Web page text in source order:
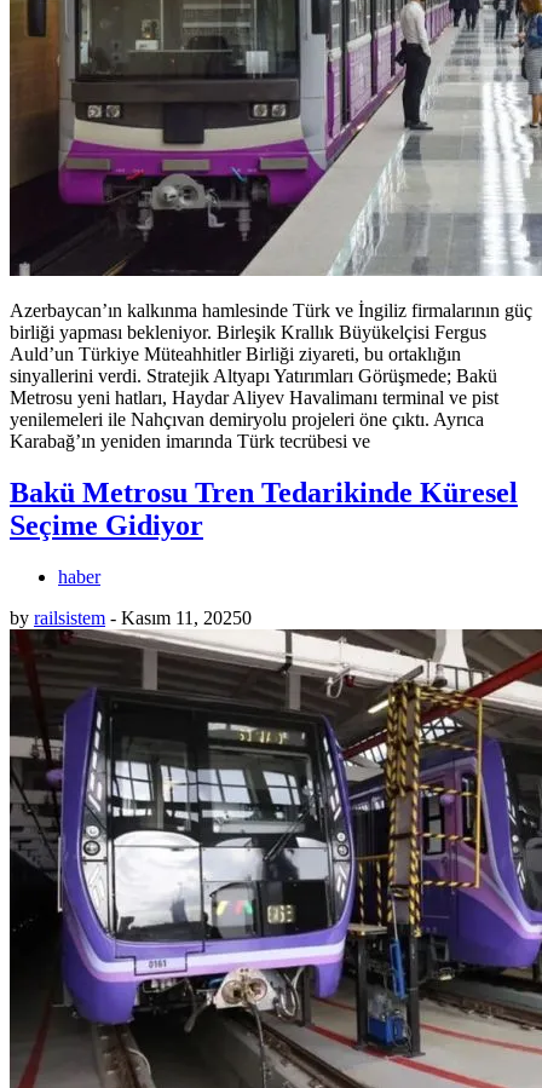
Azerbaycan’ın kalkınma hamlesinde Türk ve İngiliz firmalarının güç
birliği yapması bekleniyor. Birleşik Krallık Büyükelçisi Fergus
Auld’un Türkiye Müteahhitler Birliği ziyareti, bu ortaklığın
sinyallerini verdi. Stratejik Altyapı Yatırımları Görüşmede; Bakü
Metrosu yeni hatları, Haydar Aliyev Havalimanı terminal ve pist
yenilemeleri ile Nahçıvan demiryolu projeleri öne çıktı. Ayrıca
Karabağ’ın yeniden imarında Türk tecrübesi ve
Bakü Metrosu Tren Tedarikinde Küresel
Seçime Gidiyor
haber
by railsistem - Kasım 11, 20250